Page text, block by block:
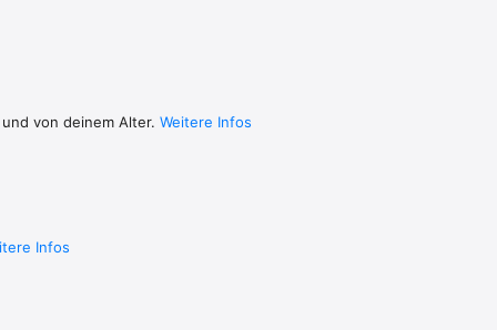
von deinem Alter. Weitere Infos
Infos